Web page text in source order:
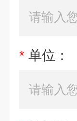
* 单位：